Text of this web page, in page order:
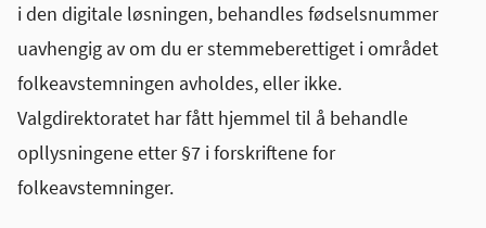
i den digitale løsningen, behandles fødselsnummer
uavhengig av om du er stemmeberettiget i området
folkeavstemningen avholdes, eller ikke.
Valgdirektoratet har fått hjemmel til å behandle
opllysningene etter §7 i forskriftene for
folkeavstemninger.